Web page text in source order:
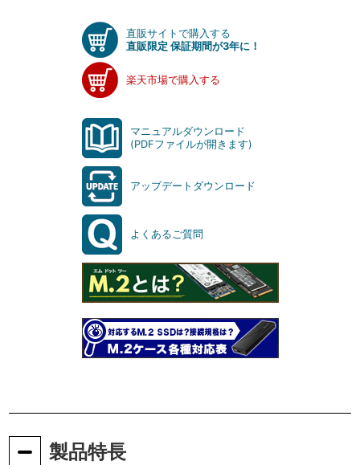
直販サイトで購入する
直販限定 保証期間が3年に！
楽天市場で購入する
マニュアルダウンロード
(PDFファイルが開きます)
アップデートダウンロード
よくあるご質問
製品特長